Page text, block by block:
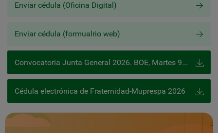
Enviar cédula (Oficina Digital)
Enviar cédula (formualrio web)
Convocatoria Junta General 2026. BOE, Martes 9 de junio de 2026
Cédula electrónica de Fraternidad-Muprespa 2026